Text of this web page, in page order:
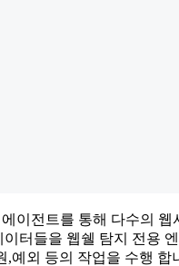
이전트를 통해 다수의 웹
터들을 웹쉘 탐지 전용 엔
,예외 등의 작업을 수행 합